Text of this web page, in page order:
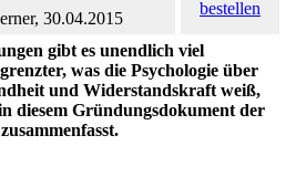
30.04.2015
gibt es unendlich viel
was die Psychologie über
und Widerstandskraft weiß,
diesem Gründungsdokument der